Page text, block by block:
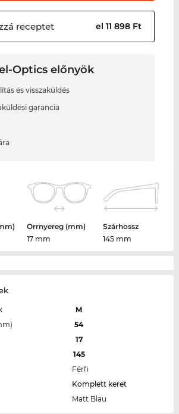
receptet el 11 898 Ft
Optics előnyök
és visszaküldés
garancia
Orrnyereg (mm)
17 mm
Szárhossz
145 mm
M
54
17
145
Férfi
Komplett keret
Matt Blau